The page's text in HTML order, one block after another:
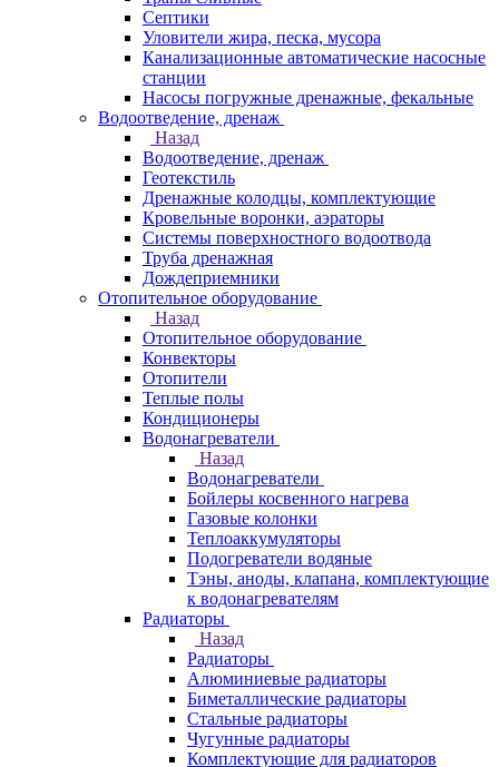
Септики
Уловители жира, песка, мусора
Канализационные автоматические насосные
станции
Насосы погружные дренажные, фекальные
Водоотведение, дренаж
Назад
Водоотведение, дренаж
Геотекстиль
Дренажные колодцы, комплектующие
Кровельные воронки, аэраторы
Системы поверхностного водоотвода
Труба дренажная
Дождеприемники
Отопительное оборудование
Назад
Отопительное оборудование
Конвекторы
Отопители
Теплые полы
Кондиционеры
Водонагреватели
Назад
Водонагреватели
Бойлеры косвенного нагрева
Газовые колонки
Теплоаккумуляторы
Подогреватели водяные
Тэны, аноды, клапана, комплектующие
к водонагревателям
Радиаторы
Назад
Радиаторы
Алюминиевые радиаторы
Биметаллические радиаторы
Стальные радиаторы
Чугунные радиаторы
Комплектующие для радиаторов